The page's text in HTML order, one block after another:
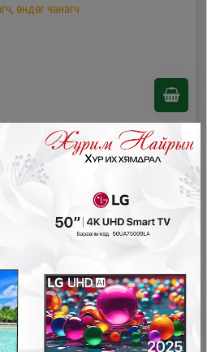
өндөг чанагч
- 35,000₮
/BXB650-40A33/